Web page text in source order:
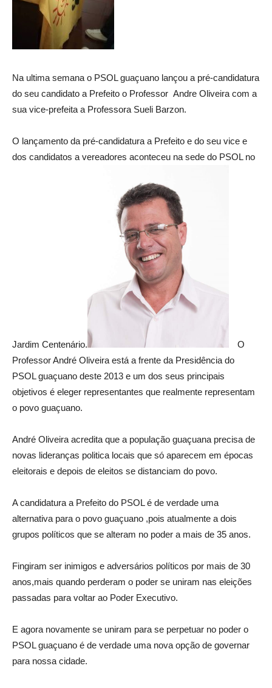
Na ultima semana o PSOL guaçuano lançou a pré-candidatura
do seu candidato a Prefeito o Professor Andre Oliveira com a
sua vice-prefeita a Professora Sueli Barzon.
O lançamento da pré-candidatura a Prefeito e do seu vice e
dos candidatos a vereadores aconteceu na sede do PSOL no
Jardim Centenário.
O
Professor André Oliveira está a frente da Presidência do
PSOL guaçuano deste 2013 e um dos seus principais
objetivos é eleger representantes que realmente representam
o povo guaçuano.
André Oliveira acredita que a população guaçuana precisa de
novas lideranças politica locais que só aparecem em épocas
eleitorais e depois de eleitos se distanciam do povo.
A candidatura a Prefeito do PSOL é de verdade uma
alternativa para o povo guaçuano ,pois atualmente a dois
grupos políticos que se alteram no poder a mais de 35 anos.
Fingiram ser inimigos e adversários políticos por mais de 30
anos,mais quando perderam o poder se uniram nas eleições
passadas para voltar ao Poder Executivo.
E agora novamente se uniram para se perpetuar no poder o
PSOL guaçuano é de verdade uma nova opção de governar
para nossa cidade.